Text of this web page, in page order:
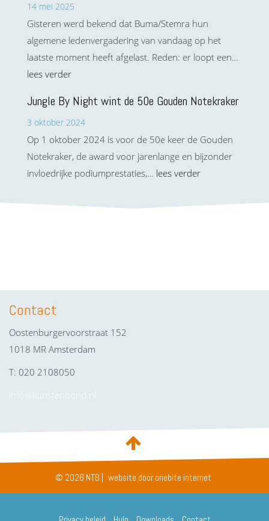
14 mei 2025
Gisteren werd bekend dat Buma/Stemra hun
algemene ledenvergadering van vandaag op het
laatste moment heeft afgelast. Reden: er loopt een…
lees verder
Jungle By Night wint de 50e Gouden Notekraker
3 oktober 2024
Op 1 oktober 2024 is voor de 50e keer de Gouden
Notekraker, de award voor jarenlange en bijzonder
invloedrijke podiumprestaties,… lees verder
Contact
Oostenburgervoorstraat 152
1018 MR Amsterdam
T: 020 2108050
info@kunstenbond.nl
© 2026 NTB | website door onebite internet